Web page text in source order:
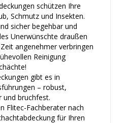
schützen Ihre
Schmutz und Insekten.
sicher begehbar und
Unerwünschte draußen
angenehmer verbringen
Reinigung
gibt es in
– robust,
bruchfest.
Flitec-Fachberater nach
für Ihren